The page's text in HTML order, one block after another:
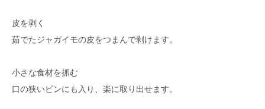
皮を剥く
茹でたジャガイモの皮をつまんで剥けます。
小さな食材を抓む
口の狭いビンにも入り、楽に取り出せます。